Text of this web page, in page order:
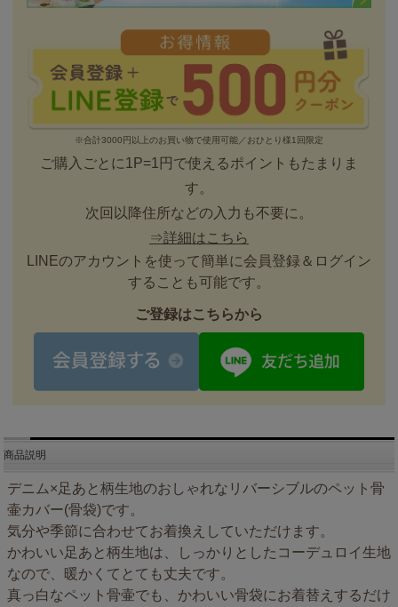
※合計3000円以上のお買い物で使用可能／おひとり様1回限定
ご購入ごとに1P=1円で使えるポイントもたまりま
す。
次回以降住所などの入力も不要に。
⇒詳細はこちら
LINEのアカウントを使って簡単に会員登録＆ログイン
することも可能です。
ご登録はこちらから
商品説明
デニム×足あと柄生地のおしゃれなリバーシブルのペット骨
壷カバー(骨袋)です。
気分や季節に合わせてお着換えしていただけます。
かわいい足あと柄生地は、しっかりとしたコーデュロイ生地
なので、暖かくてとても丈夫です。
真っ白なペット骨壷でも、かわいい骨袋にお着替えするだけ